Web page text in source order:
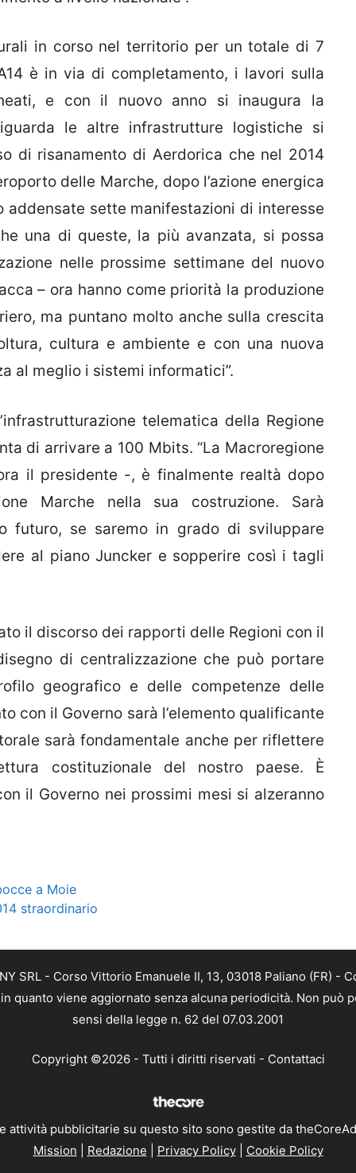
in corso nel territorio per un totale di 7
è in via di completamento, i lavori sulla
e con il nuovo anno si inaugura la
le altre infrastrutture logistiche si
di risanamento di Aerdorica che nel 2014
delle Marche, dopo l’azione energica
addensate sette manifestazioni di interesse
una di queste, la più avanzata, si possa
nelle prossime settimane del nuovo
– ora hanno come priorità la produzione
ma puntano molto anche sulla crescita
cultura e ambiente e con una nuova
al meglio i sistemi informatici”.
telematica della Regione
di arrivare a 100 Mbits. “La Macroregione
il presidente -, è finalmente realtà dopo
Marche nella sua costruzione. Sarà
futuro, se saremo in grado di sviluppare
al piano Juncker e sopperire così i tagli
il discorso dei rapporti delle Regioni con il
di centralizzazione che può portare
geografico e delle competenze delle
con il Governo sarà l’elemento qualificante
sarà fondamentale anche per riflettere
costituzionale del nostro paese. È
il Governo nei prossimi mesi si alzeranno
a Moie
straordinario
SRL - Corso Vittorio Emanuele II, 13, 03018 Paliano (FR) -
quanto viene aggiornato senza alcuna periodicità. Non può
sensi della legge n. 62 del 07.03.2001
Copyright ©2026 - Tutti i diritti riservati - Contattaci
attività pubblicitarie su questo sito sono gestite da
Mission
Redazione Privacy Policy| Cookie Policy